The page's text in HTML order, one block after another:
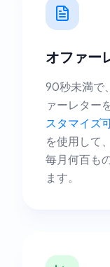
オファー
90秒未満で
ァーレター
スタマイズ
を使用して
毎月何百も
ます。